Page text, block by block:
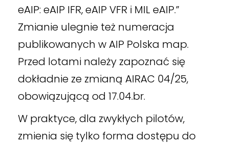
eAIP: eAIP IFR, eAIP VFR i MIL eAIP.”
Zmianie ulegnie też numeracja
publikowanych w AIP Polska map.
Przed lotami należy zapoznać się
dokładnie ze zmianą AIRAC 04/25,
obowiązującą od 17.04.br.
W praktyce, dla zwykłych pilotów,
zmienia się tylko forma dostępu do